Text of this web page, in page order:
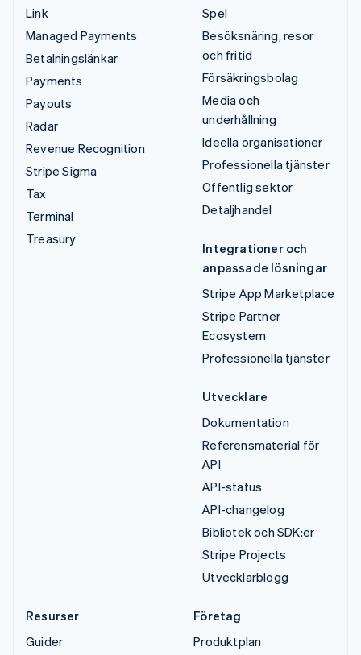
Link
Managed Payments
Betalningslänkar
Payments
Payouts
Radar
Revenue Recognition
Stripe Sigma
Tax
Terminal
Treasury
Spel
Besöksnäring, resor
och fritid
Försäkringsbolag
Media och
underhållning
Ideella organisationer
Professionella tjänster
Offentlig sektor
Detaljhandel
Integrationer och
anpassade lösningar
Stripe App Marketplace
Stripe Partner
Ecosystem
Professionella tjänster
Utvecklare
Dokumentation
Referensmaterial för
API
API-status
API-changelog
Bibliotek och SDK:er
Stripe Projects
Utvecklarblogg
Resurser
Guider
Företag
Produktplan